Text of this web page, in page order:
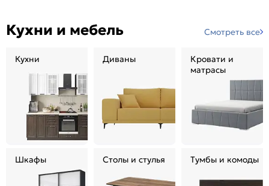
Кухни и мебель Смотреть все
Кухни Диваны
Кровати и
матрасы
Шкафы Столы и стулья Тумбы и комоды